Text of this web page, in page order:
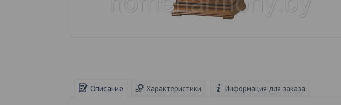
Описание Характеристики Информация для заказа